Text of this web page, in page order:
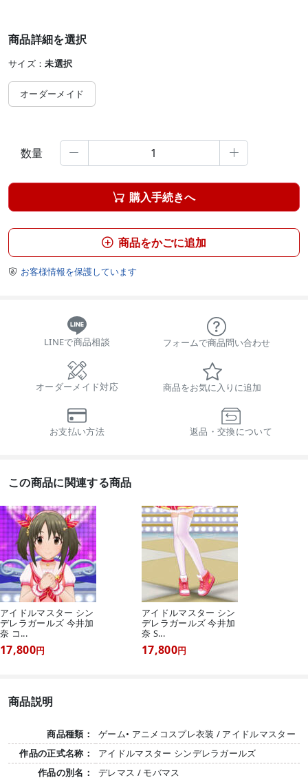
商品詳細を選択
サイズ：未選択
オーダーメイド
数量  
 購入手続きへ
 商品をかごに追加
 お客様情報を保護しています
LINEで商品相談 フォームで商品問い合わせ
オーダーメイド対応 商品をお気に入りに追加
お支払い方法 返品・交換について
この商品に関連する商品
アイドルマスター シン
デレラガールズ 今井加
奈 コ...
17,800円
アイドルマスター シン
デレラガールズ 今井加
奈 S...
17,800円
商品説明
商品種類：
ゲーム• アニメコスプレ衣装 / アイドルマスター
作品の正式名称：
アイドルマスター シンデレラガールズ
作品の別名：
デレマス / モバマス